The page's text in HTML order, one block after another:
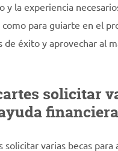
y la experiencia
como para guiarte en el
de éxito y aprovechar al
solicitar
solicitar varias becas